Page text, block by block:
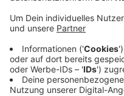
Anzeige
Die Opfer hatten alle
günstigen Preis